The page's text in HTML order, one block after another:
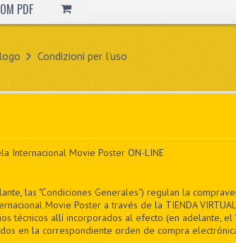
PDF
Condizioni per l'uso
Internacional Movie Poster ON-LINE
las "Condiciones Generales") regulan la
Movie Poster a través de la TIENDA
técnicos allí incorporados al efecto (en adelante, el
en la correspondiente orden de compra